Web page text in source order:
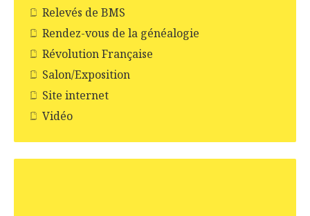
Relevés de BMS
Rendez-vous de la généalogie
Révolution Française
Salon/Exposition
Site internet
Vidéo